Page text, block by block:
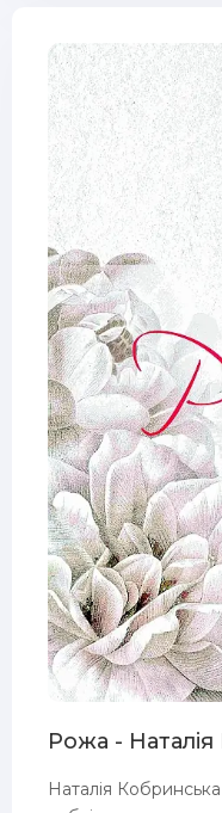
Рожа -
Наталія